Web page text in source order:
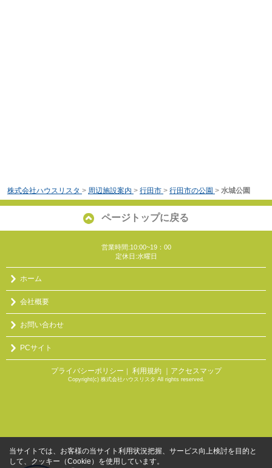
株式会社ハウスリスタ > 周辺施設案内 > 行田市 > 行田市の公園 > 水城公園
ページトップに戻る
営業時間:10:00~19：00
定休日:水曜日
ホーム
会社概要
お問い合わせ
PCサイト
プライバシーポリシー ｜ 利用規約 ｜アクセスマップ
Copyright(c) 株式会社ハウスリスタ All rights reserved.
当サイトでは、お客様の当サイト利用状況把握、サービス向上検討を目的と
して、クッキー（Cookie）を使用しています。